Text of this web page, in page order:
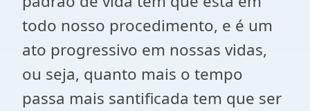
todo nosso procedimento, e é um
ato progressivo em nossas vidas,
ou seja, quanto mais o tempo
passa mais santificada tem que ser